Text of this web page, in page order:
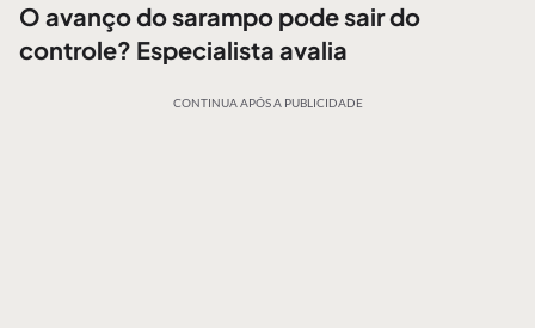
O avanço do sarampo pode sair do
controle? Especialista avalia
CONTINUA APÓS A PUBLICIDADE